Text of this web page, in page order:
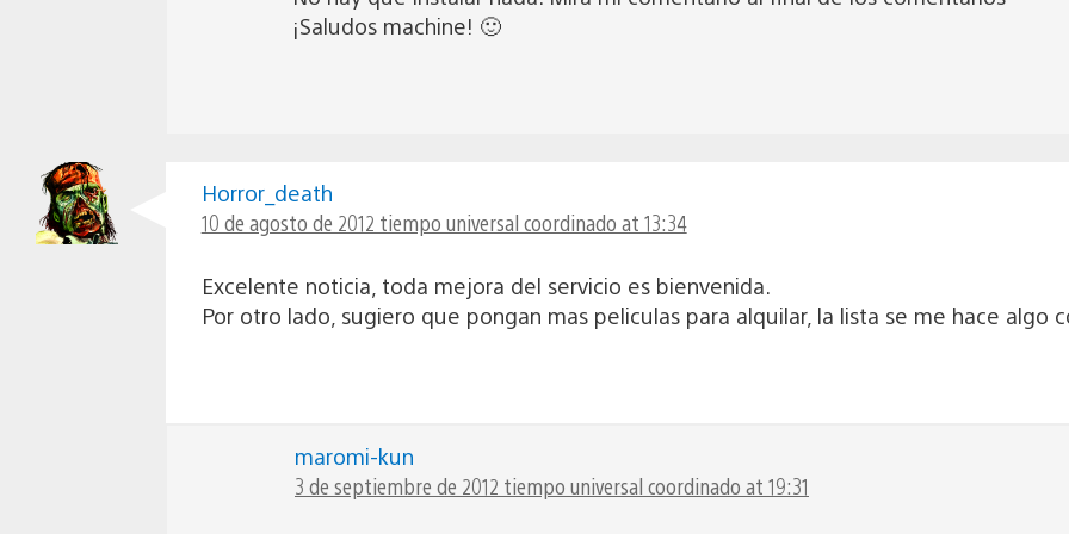
¡Saludos machine! 🙂
Horror_death
10 de agosto de 2012 tiempo universal coordinado at 13:34
Excelente noticia, toda mejora del servicio es bienvenida.
Por otro lado, sugiero que pongan mas peliculas para alquilar, la lista se me hace algo
maromi-kun
3 de septiembre de 2012 tiempo universal coordinado at 19:31